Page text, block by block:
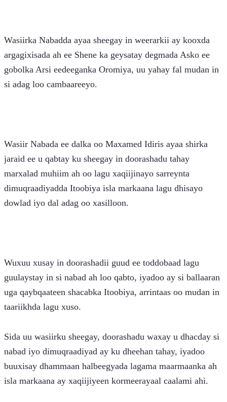
Wasiirka Nabadda ayaa sheegay in weerarkii ay kooxda
argagixisada ah ee Shene ka geysatay degmada Asko ee
gobolka Arsi eedeeganka Oromiya, uu yahay fal mudan in
si adag loo cambaareeyo.
Wasiir Nabada ee dalka oo Maxamed Idiris ayaa shirka
jaraid ee u qabtay ku sheegay in doorashadu tahay
marxalad muhiim ah oo lagu xaqiijinayo sarreynta
dimuqraadiyadda Itoobiya isla markaana lagu dhisayo
dowlad iyo dal adag oo xasilloon.
Wuxuu xusay in doorashadii guud ee toddobaad lagu
guulaystay in si nabad ah loo qabto, iyadoo ay si ballaaran
uga qaybqaateen shacabka Itoobiya, arrintaas oo mudan in
taariikhda lagu xuso.
Sida uu wasiirku sheegay, doorashadu waxay u dhacday si
nabad iyo dimuqraadiyad ay ku dheehan tahay, iyadoo
buuxisay dhammaan halbeegyada lagama maarmaanka ah
isla markaana ay xaqiijiyeen kormeerayaal caalami ahi.